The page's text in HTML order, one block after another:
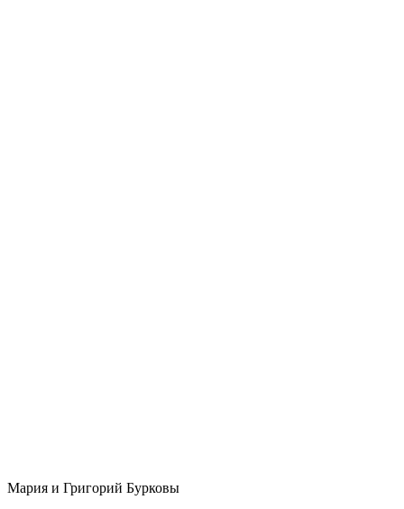
Мария и Григорий Бурковы